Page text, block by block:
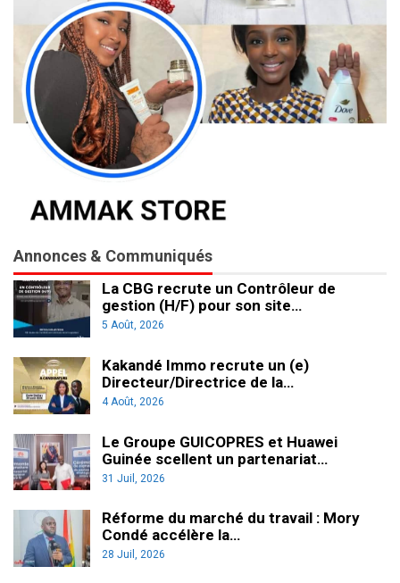
Annonces & Communiqués
La CBG recrute un Contrôleur de
gestion (H/F) pour son site…
5 Août, 2026
Kakandé Immo recrute un (e)
Directeur/Directrice de la…
4 Août, 2026
Le Groupe GUICOPRES et Huawei
Guinée scellent un partenariat…
31 Juil, 2026
Réforme du marché du travail : Mory
Condé accélère la…
28 Juil, 2026